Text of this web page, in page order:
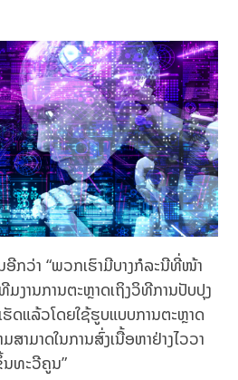
ກວ່າ “ພວກເຮົາມີບາງກໍລະນີທີ່ໜ້າ
ງານການຕະຫຼາດເຖິງວິທີການປັບປຸງ
ດແລ້ວໂດຍໃຊ້ຮູບແບບການຕະຫຼາດ
າມາດໃນການສົ່ງເນື້ອຫາຢ່າງໄວວາ
ທະວີຄູນ”